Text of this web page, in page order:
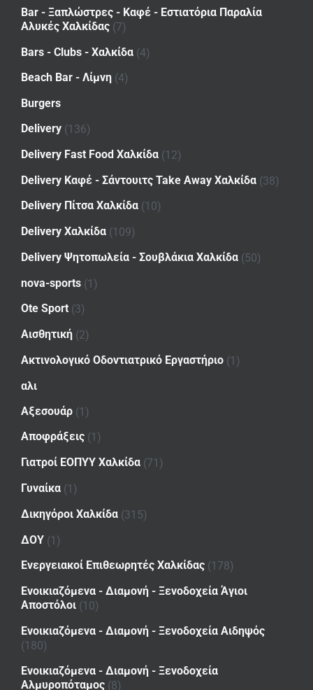
Bar - Ξαπλώστρες - Καφέ - Εστιατόρια Παραλία
Αλυκές Χαλκίδας (7)
Bars - Clubs - Χαλκίδα (4)
Beach Bar - Λίμνη (4)
Burgers
Delivery (136)
Delivery Fast Food Χαλκίδα (12)
Delivery Καφέ - Σάντουιτς Take Away Χαλκίδα (38)
Delivery Πίτσα Χαλκίδα (10)
Delivery Χαλκίδα (109)
Delivery Ψητοπωλεία - Σουβλάκια Χαλκίδα (50)
nova-sports (1)
Ote Sport (3)
Αισθητική (2)
Ακτινολογικό Οδοντιατρικό Εργαστήριο (1)
αλι
Αξεσουάρ (1)
Αποφράξεις (1)
Γιατροί ΕΟΠΥΥ Χαλκίδα (71)
Γυναίκα (1)
Δικηγόροι Χαλκίδα (315)
ΔΟΥ (1)
Ενεργειακοί Επιθεωρητές Χαλκίδας (178)
Ενοικιαζόμενα - Διαμονή - Ξενοδοχεία Άγιοι
Αποστόλοι (10)
Ενοικιαζόμενα - Διαμονή - Ξενοδοχεία Αιδηψός
(180)
Ενοικιαζόμενα - Διαμονή - Ξενοδοχεία
Αλμυροπόταμος (8)